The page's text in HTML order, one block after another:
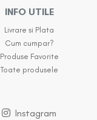
INFO UTILE
Livrare si Plata
Cum cumpar?
Produse Favorite
Toate produsele
Instagram